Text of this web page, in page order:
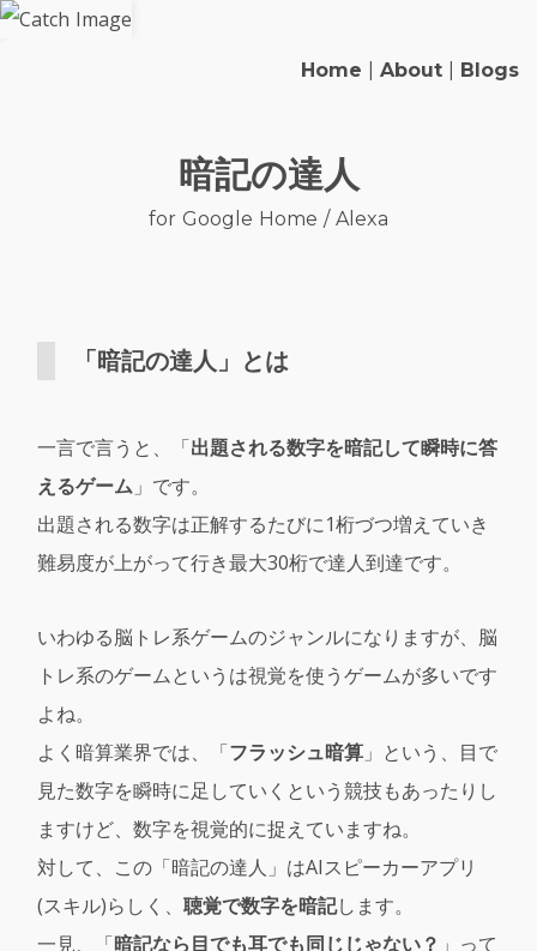
Home About Blogs
暗記の達人
for Google Home / Alexa
「暗記の達人」とは
一言で言うと、「出題される数字を暗記して瞬時に答
えるゲーム 」です。
出題される数字は正解するたびに1桁づつ増えていき
難易度が上がって行き最大30桁で達人到達です。
いわゆる脳トレ系ゲームのジャンルになりますが、脳
トレ系のゲームというは視覚を使うゲームが多いです
よね。
よく暗算業界では、「フラッシュ暗算 」という、目で
見た数字を瞬時に足していくという競技もあったりし
ますけど、数字を視覚的に捉えていますね。
対して、この「暗記の達人」はAIスピーカーアプリ
(スキル)らしく、聴覚で数字を暗記します。
一見、「暗記なら目でも耳でも同じじゃない？ 」って